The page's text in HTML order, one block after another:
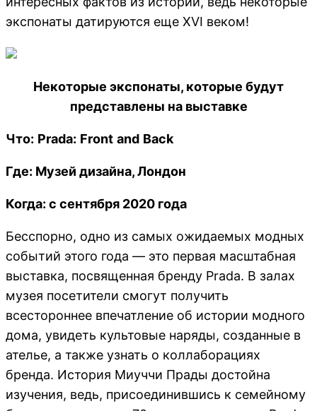
экспонаты датируются еще XVI веком!
Некоторые экспонаты, которые будут
представлены на выставке
Что: Prada: Front and Back
Где: Музей дизайна, Лондон
Когда: с сентября 2020 года
Бесспорно, одно из самых ожидаемых модных
событий этого года — это первая масштабная
выставка, посвященная бренду Prada. В залах
музея посетители смогут получить
всестороннее впечатление об истории модного
дома, увидеть культовые наряды, созданные в
ателье, а также узнать о коллаборациях
бренда. История Миуччи Прады достойна
изучения, ведь, присоединившись к семейному